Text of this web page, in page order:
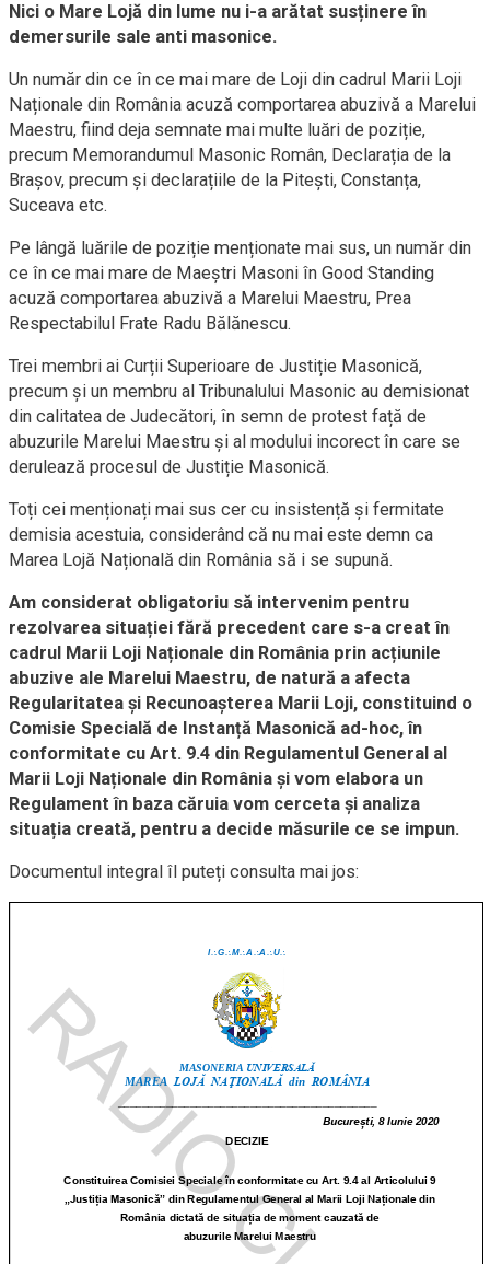
Nici o Mare Lojă din lume nu i-a arătat susținere în
demersurile sale anti masonice.
Un număr din ce în ce mai mare de Loji din cadrul Marii Loji
Naționale din România acuză comportarea abuzivă a Marelui
Maestru, fiind deja semnate mai multe luări de poziție,
precum Memorandumul Masonic Român, Declarația de la
Brașov, precum și declarațiile de la Pitești, Constanța,
Suceava etc.
Pe lângă luările de poziție menționate mai sus, un număr din
ce în ce mai mare de Maeștri Masoni în Good Standing
acuză comportarea abuzivă a Marelui Maestru, Prea
Respectabilul Frate Radu Bălănescu.
Trei membri ai Curții Superioare de Justiție Masonică,
precum și un membru al Tribunalului Masonic au demisionat
din calitatea de Judecători, în semn de protest față de
abuzurile Marelui Maestru și al modului incorect în care se
derulează procesul de Justiție Masonică.
Toți cei menționați mai sus cer cu insistență și fermitate
demisia acestuia, considerând că nu mai este demn ca
Marea Lojă Națională din România să i se supună.
Am considerat obligatoriu să intervenim pentru
rezolvarea situației fără precedent care s-a creat în
cadrul Marii Loji Naționale din România prin acțiunile
abuzive ale Marelui Maestru, de natură a afecta
Regularitatea și Recunoașterea Marii Loji, constituind o
Comisie Specială de Instanță Masonică ad-hoc, în
conformitate cu Art. 9.4 din Regulamentul General al
Marii Loji Naționale din România și vom elabora un
Regulament în baza căruia vom cerceta și analiza
situația creată, pentru a decide măsurile ce se impun.
Documentul integral îl puteți consulta mai jos: